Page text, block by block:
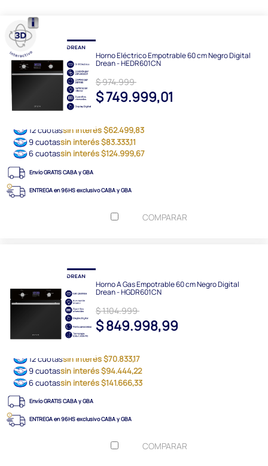
Horno Eléctrico Empotrable 60 cm Negro Digital
Drean - HEDR601CN
$ 974.999
$ 749.999,01
12 cuotassin interés $62.499,83
9 cuotassin interés $83.333,11
6 cuotassin interés $124.999,67
Envío GRATIS CABA y GBA
ENTREGA en 96HS exclusivo CABA y GBA
COMPARAR
Horno A Gas Empotrable 60 cm Negro Digital
Drean - HGDR601CN
$ 1.104.999
$ 849.998,99
12 cuotassin interés $70.833,17
9 cuotassin interés $94.444,22
6 cuotassin interés $141.666,33
Envío GRATIS CABA y GBA
ENTREGA en 96HS exclusivo CABA y GBA
COMPARAR